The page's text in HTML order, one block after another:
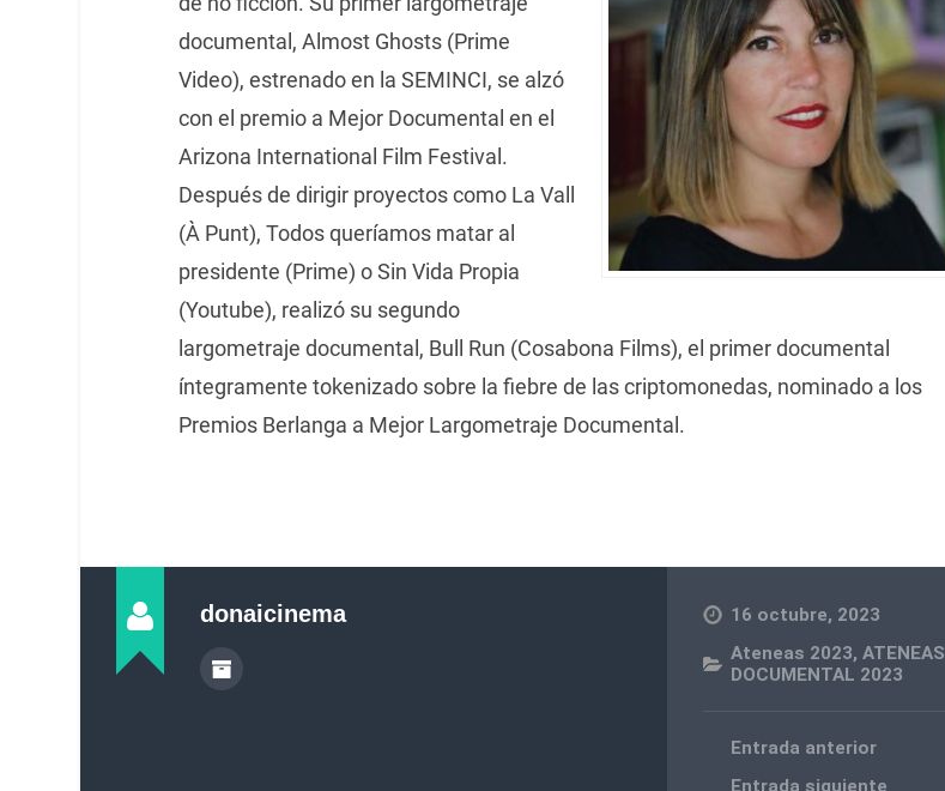
documental, Almost Ghosts (Prime
Video), estrenado en la SEMINCI, se alzó
con el premio a Mejor Documental en el
Arizona International Film Festival.
Después de dirigir proyectos como La Vall
(À Punt), Todos queríamos matar al
presidente (Prime) o Sin Vida Propia
(Youtube), realizó su segundo
largometraje documental, Bull Run (Cosabona Films), el primer documental
íntegramente tokenizado sobre la fiebre de las criptomonedas, nominado a los
Premios Berlanga a Mejor Largometraje Documental.
donaicinema
16 octubre, 2023
Ateneas 2023,ATENEAS
DOCUMENTAL 2023
Entrada anterior
Entrada siguiente